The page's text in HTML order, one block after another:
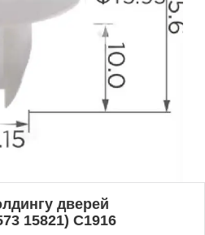
дверей
15821) C1916